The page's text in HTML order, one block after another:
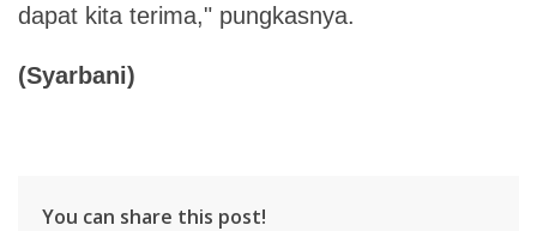
dapat kita terima," pungkasnya.
(Syarbani)
You can share this post!